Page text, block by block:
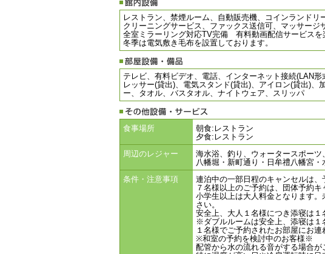
レストラン、禁煙ルーム、自動販売機、コインランドリ
クリーニングサービス、ファックス送信可、マッサー
全室ミラーリング対応TV完備 有料動画配信サービスを
冬季は電気敷き毛布を設置しております。
テレビ、有料ビデオ、電話、インターネット接続(LAN
レッサー(貸出)、電気スタンド(貸出)、アイロン(貸出)
ー、タオル、バスタオル、ナイトウェア、スリッパ
食事場所
朝食:レストラン
夕食:レストラン
周辺のレジャー
海水浴、釣り、ウォータースポー
八幡堀・新町通り・日牟禮八幡宮
条件・注意事項
連泊中の一部日程のキャンセルは、
７名様以上のご予約は、団体予約
小学生以上は大人料金となります
さい。
安全上、大人１名様につき添寝は１
※ダブルルームは安全上、添寝は１
１名様でご予約されたお部屋にお
※和室の予約を検討中のお客様※
配管から水の流れる音がする場合が